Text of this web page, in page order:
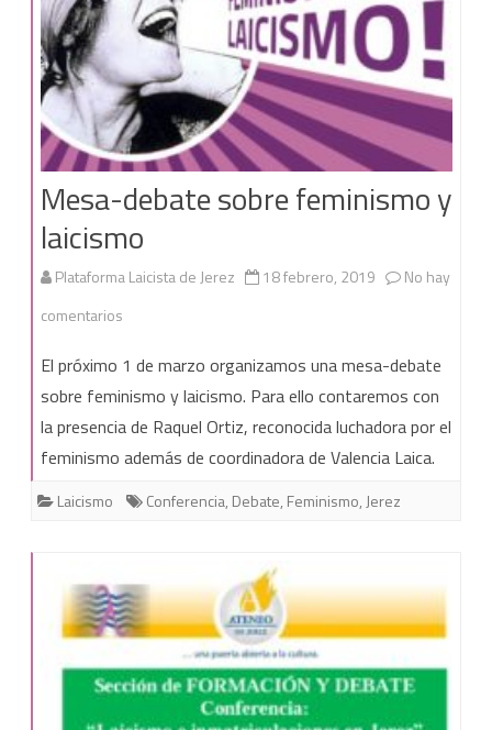
Mesa-debate sobre feminismo y
laicismo
Plataforma Laicista de Jerez 18 febrero, 2019
No hay
comentarios
debate
sobre
feminismo
y
El próximo 1 de marzo organizamos una mesa-debate
sobre feminismo y laicismo. Para ello contaremos con
la presencia de Raquel Ortiz, reconocida luchadora por el
feminismo además de coordinadora de Valencia Laica.
Laicismo Conferencia, Debate, Feminismo, Jerez